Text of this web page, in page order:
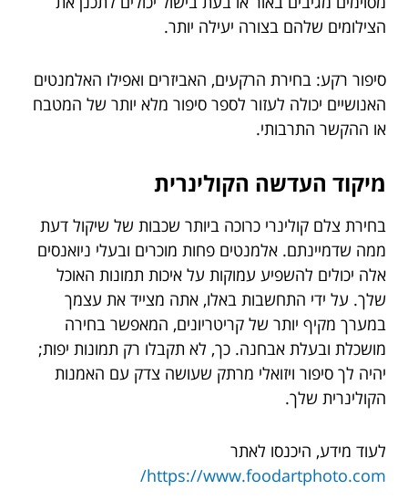
הצילומים שלהם בצורה יעילה יותר.
סיפור רקע: בחירת הרקעים, האביזרים ואפילו האלמנטים
האנושיים יכולה לעזור לספר סיפור מלא יותר של המטבח
או ההקשר התרבותי.
מיקוד העדשה הקולינרית
בחירת צלם קולינרי כרוכה ביותר שכבות של שיקול דעת
ממה שדמיינתם. אלמנטים פחות מוכרים ובעלי ניואנסים
אלה יכולים להשפיע עמוקות על איכות תמונות האוכל
שלך. על ידי התחשבות באלו, אתה מצייד את עצמך
במערך מקיף יותר של קריטריונים, המאפשר בחירה
מושכלת ובעלת אבחנה. כך, לא תקבלו רק תמונות יפות;
יהיה לך סיפור ויזואלי מרתק שעושה צדק עם האמנות
הקולינרית שלך.
לעוד מידע, היכנסו לאתר
https://www.foodartphoto.com/